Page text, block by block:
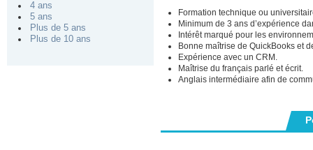
4 ans
5 ans
Plus de 5 ans
Plus de 10 ans
Formation technique ou
Minimum de 3 ans d’expérience
Intérêt marqué pour les
Bonne maîtrise de QuickBooks et
Expérience avec un CRM.
Maîtrise du français parlé et écrit.
Anglais intermédiaire afin de